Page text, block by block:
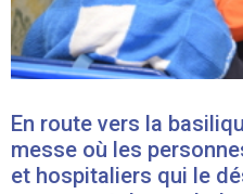
En route vers la
messe où les
et hospitaliers qui le